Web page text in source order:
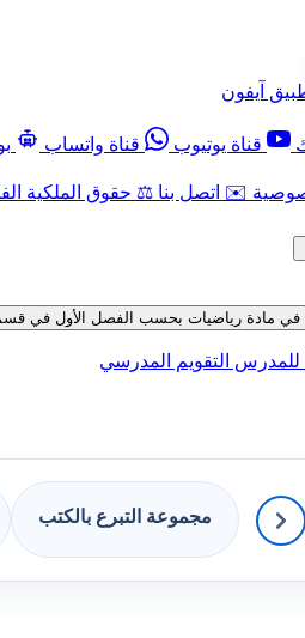
آيفون
قناة يوتيوب قناة واتساب
✉️ اتصل بنا ⚖️ حقوق الملكية
رياضيات بحسب الفصل الأول في قسم
للمدرس التقويم المدرسي
مجموعة التبرع بالكتب